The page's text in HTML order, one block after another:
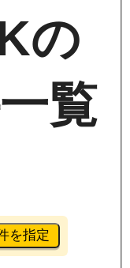
の
覧
を指定